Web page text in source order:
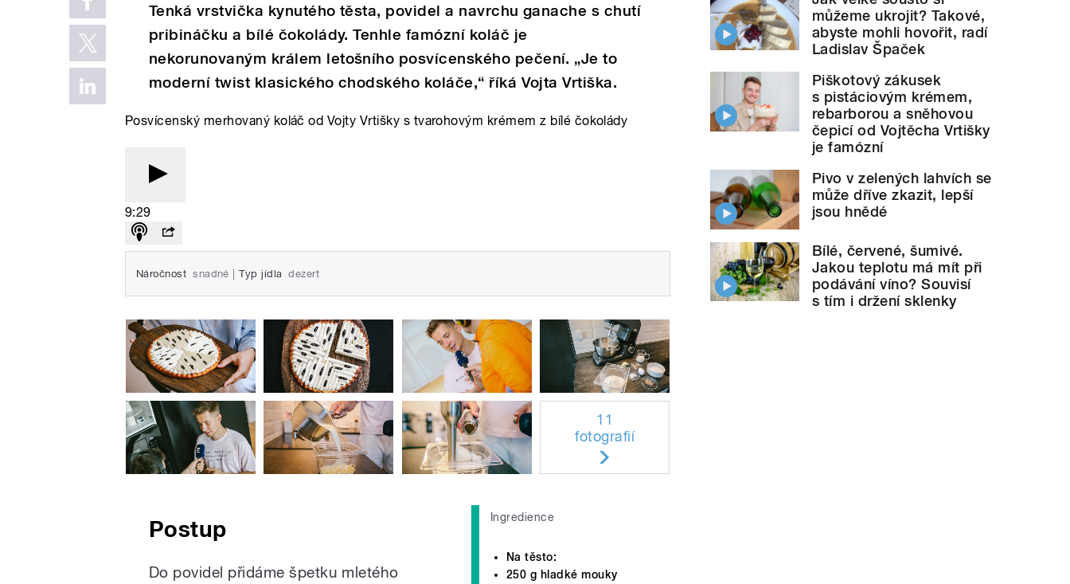
Tenká vrstvička kynutého těsta, povidel a navrchu ganache s chutí
pribináčku a bílé čokolády. Tenhle famózní koláč je
nekorunovaným králem letošního posvícenského pečení. „Je to
moderní twist klasického chodského koláče,“ říká Vojta Vrtiška.
Posvícenský merhovaný koláč od Vojty Vrtišky s tvarohovým krémem z bílé čokolády
9:29
Náročnost snadné Typ jídla dezert
11
fotografií
Ingredience
Na těsto:
250 g hladké mouky
Postup
Do povidel přidáme špetku mletého
můžeme ukrojit? Takové,
abyste mohli hovořit, radí
Ladislav Špaček
Piškotový zákusek
s pistáciovým krémem,
rebarborou a sněhovou
čepicí od Vojtěcha Vrtišky
je famózní
Pivo v zelených lahvích se
může dříve zkazit, lepší
jsou hnědé
Bílé, červené, šumivé.
Jakou teplotu má mít při
podávání víno? Souvisí
s tím i držení sklenky